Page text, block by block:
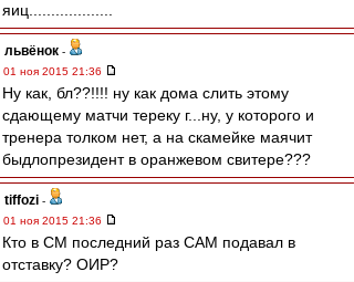
яиц...................
львёнок -
01 ноя 2015 21:36
Ну как, бл??!!!! ну как дома слить этому
сдающему матчи тереку г...ну, у которого и
тренера толком нет, а на скамейке маячит
быдлопрезидент в оранжевом свитере???
tiffozi -
01 ноя 2015 21:36
Кто в СМ последний раз САМ подавал в
отставку? ОИР?